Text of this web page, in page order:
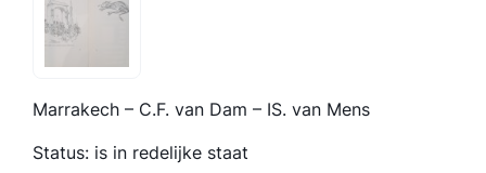
Marrakech – C.F. van Dam – IS. van Mens
Status: is in redelijke staat